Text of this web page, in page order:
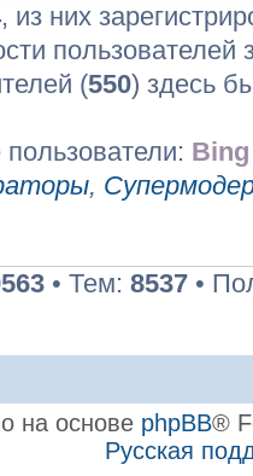
, из них
пользователей
(550) здесь
,
• Тем: 8537 •
на основе phpBB®
Русская